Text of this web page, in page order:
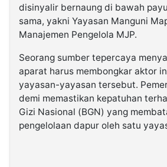
disinyalir bernaung di bawah
sama, yakni Yayasan Manguni
Manajemen Pengelola MJP.
Seorang sumber tepercaya
aparat harus membongkar aktor
yayasan-yayasan tersebut.
demi memastikan kepatuhan
Gizi Nasional (BGN) yang
pengelolaan dapur oleh satu